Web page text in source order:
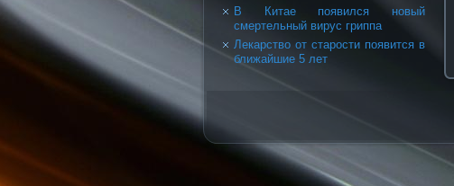
В Китае появился новый
смертельный вирус гриппа
Лекарство от старости появится в
ближайшие 5 лет